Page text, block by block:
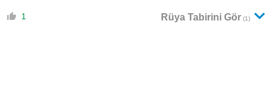
1 Rüya Tabirini Gör (1)